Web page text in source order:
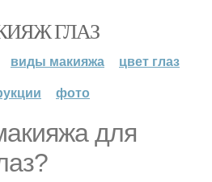
ГЛАЗ
виды макияжа
цвет глаз
фото
для